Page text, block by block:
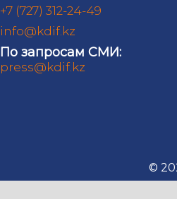
+7 (727) 312-24-49
info@kdif.kz
По запросам СМИ:
press@kdif.kz
©